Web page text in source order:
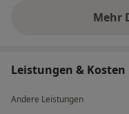
Mehr
Leistungen & Kosten
Andere Leistungen